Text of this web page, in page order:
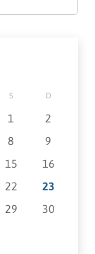
S D
1
2
8
9
15
16
22
23
29 30